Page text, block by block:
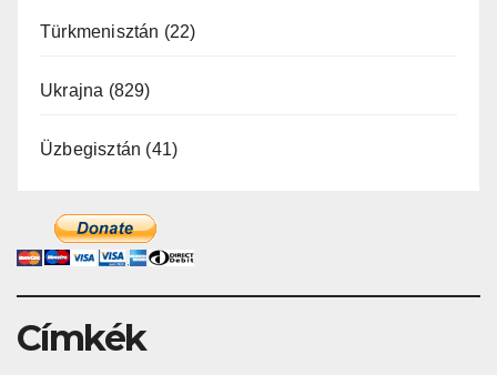
Türkmenisztán (22)
Ukrajna (829)
Üzbegisztán (41)
Címkék